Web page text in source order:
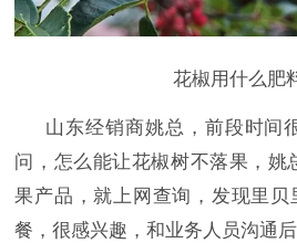
花椒用什么肥
山东经销商姚总，前段时间
问，怎么能让花椒树不落果，姚
果产品，就上网查询，发现里贝
餐，很感兴趣，和业务人员沟通后